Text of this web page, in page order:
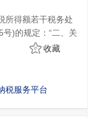
的余额为应纳税所
20%。
正确计算房屋原
征税，即按纳税
行。
个人所得税时，
值应按照纳税人提
得额若干税务处
)的规定：“二、关
债券、取得贷款、
，应作为财务费
年度及以后各年
收藏
税服务平台